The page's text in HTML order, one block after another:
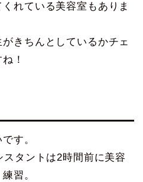
れている美容室もありま
きちんとしているかチェ
ね！
す。
タントは2時間前に美容
習。